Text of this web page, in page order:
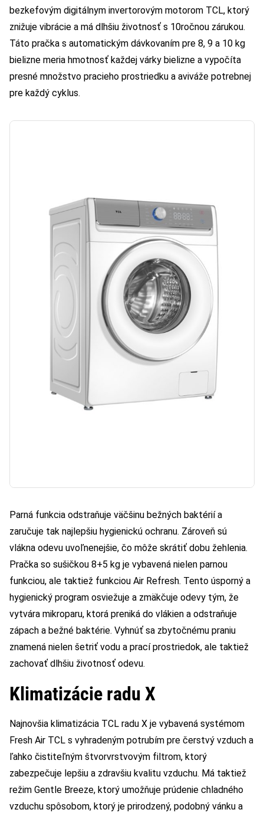
bezkefovým digitálnym invertorovým motorom TCL, ktorý
znižuje vibrácie a má dlhšiu životnosť s 10ročnou zárukou.
Táto pračka s automatickým dávkovaním pre 8, 9 a 10 kg
bielizne meria hmotnosť každej várky bielizne a vypočíta
presné množstvo pracieho prostriedku a aviváže potrebnej
pre každý cyklus.
Parná funkcia odstraňuje väčšinu bežných baktérií a
zaručuje tak najlepšiu hygienickú ochranu. Zároveň sú
vlákna odevu uvoľnenejšie, čo môže skrátiť dobu žehlenia.
Pračka so sušičkou 8+5 kg je vybavená nielen parnou
funkciou, ale taktiež funkciou Air Refresh. Tento úsporný a
hygienický program osviežuje a zmäkčuje odevy tým, že
vytvára mikroparu, ktorá preniká do vlákien a odstraňuje
zápach a bežné baktérie. Vyhnúť sa zbytočnému praniu
znamená nielen šetriť vodu a prací prostriedok, ale taktiež
zachovať dlhšiu životnosť odevu.
Klimatizácie radu X
Najnovšia klimatizácia TCL radu X je vybavená systémom
Fresh Air TCL s vyhradeným potrubím pre čerstvý vzduch a
ľahko čistiteľným štvorvrstvovým filtrom, ktorý
zabezpečuje lepšiu a zdravšiu kvalitu vzduchu. Má taktiež
režim Gentle Breeze, ktorý umožňuje prúdenie chladného
vzduchu spôsobom, ktorý je prirodzený, podobný vánku a